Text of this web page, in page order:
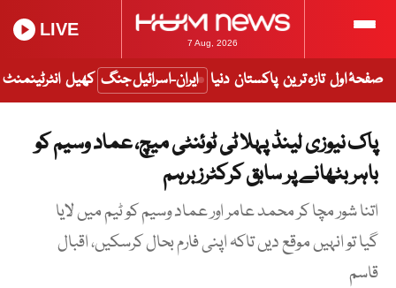
7 Aug, 2026
LIVE
صفحۂ اول تازہ ترین پاکستان دنیا ایران-اسرائیل جنگ کھیل انٹرٹینمنٹ
پاک نیوزی لینڈ پہلا ٹی ٹوئنٹی میچ، عماد وسیم کو
باہر بٹھانے پر سابق کرکٹرز برہم
اتنا شور مچا کر محمد عامر اور عماد وسیم کو ٹیم میں لایا
گیا تو انہیں موقع دیں تاکہ اپنی فارم بحال کرسکیں، اقبال
قاسم